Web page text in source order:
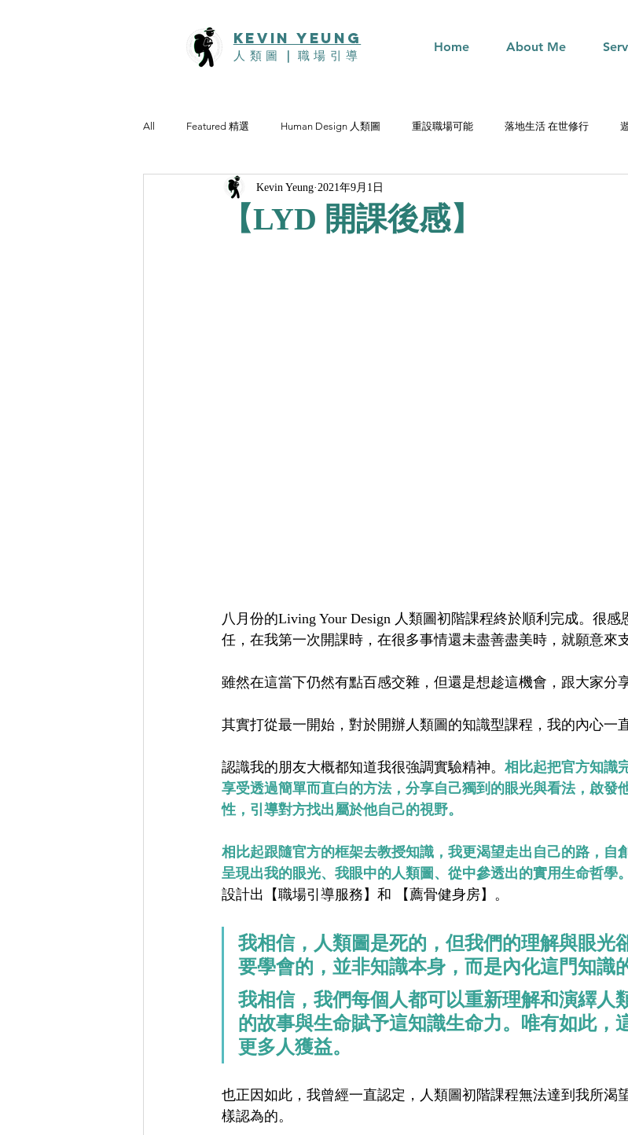
Home About Me
KEVIn YEUNG
人類圖 職場引導
All Featured 精選 Human Design 人類圖 重設職場可能 落地生活 在世修行
【LYD 開課後感】
Kevin Yeung 2021年9月1日
八月份的Living Your Design 人類圖初階課程終於順利完成。很
任，在我第一次開課時，在很多事情還未盡善盡美時，就願意來
雖然在這當下仍然有點百感交雜，但還是想趁這機會，跟大家分
其實打從最一開始，對於開辦人類圖的知識型課程，我的內心一
認識我的朋友大概都知道我很強調實驗精神。 相比起把官方知識
享受透過簡單而直白的方法，分享自己獨到的眼光與看法，啟發
性，引導對方找出屬於他自己的視野。
相比起跟隨官方的框架去教授知識，我更渴望走出自己的路，自
呈現出我的眼光、我眼中的人類圖、從中參透出的實用生命哲學。
設計出【職場引導服務】和 【薦骨健身房】。
我相信，人類圖是死的，但我們的理解與眼光
要學會的，並非知識本身，而是內化這門知識
我相信，我們每個人都可以重新理解和演繹人
的故事與生命賦予這知識生命力。唯有如此，
更多人獲益。
也正因如此，我曾經一直認定，人類圖初階課程無法達到我所渴
樣認為的。